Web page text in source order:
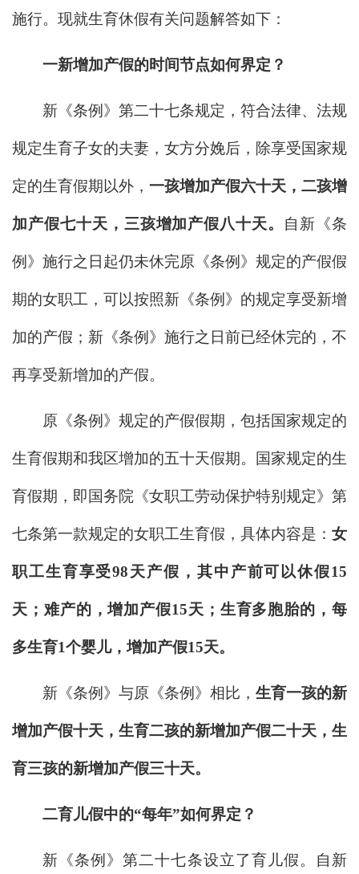
施行。现就生育休假有关问题解答如下：
一新增加产假的时间节点如何界定？
新《条例》第二十七条规定，符合法律、法规
规定生育子女的夫妻，女方分娩后，除享受国家规
定的生育假期以外， 一孩增加产假六十天，二孩增
加产假七十天，三孩增加产假八十天。 自新《条
例》施行之日起仍未休完原《条例》规定的产假假
期的女职工，可以按照新《条例》的规定享受新增
加的产假；新《条例》施行之日前已经休完的，不
再享受新增加的产假。
原《条例》规定的产假假期，包括国家规定的
生育假期和我区增加的五十天假期。国家规定的生
育假期，即国务院《女职工劳动保护特别规定》第
七条第一款规定的女职工生育假，具体内容是： 女
职工生育享受98天产假，其中产前可以休假15
天；难产的，增加产假15天；生育多胞胎的，每
多生育1个婴儿，增加产假15天。
新《条例》与原《条例》相比， 生育一孩的新
增加产假十天，生育二孩的新增加产假二十天，生
育三孩的新增加产假三十天。
二育儿假中的“每年”如何界定？
新《条例》第二十七条设立了育儿假。自新